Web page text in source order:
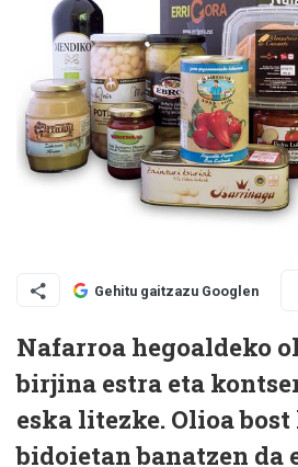
Gehitu gaitzazu Googlen
Nafarroa hegoaldeko
birjina estra eta
eska litezke. Olioa
bidoietan banatzen da